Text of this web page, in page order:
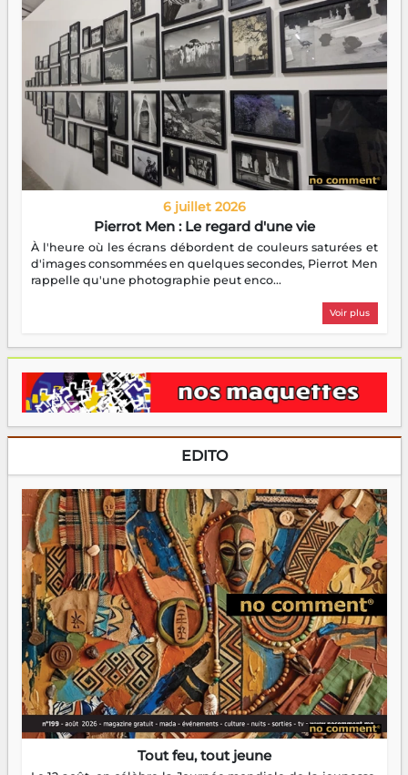
6 juillet 2026
Pierrot Men : Le regard d'une vie
À l'heure où les écrans débordent de couleurs saturées et
d'images consommées en quelques secondes, Pierrot Men
rappelle qu'une photographie peut enco...
Voir plus
EDITO
Tout feu, tout jeune